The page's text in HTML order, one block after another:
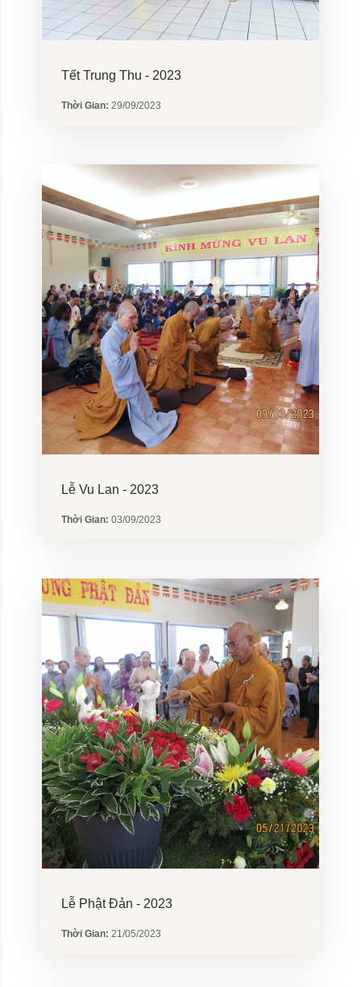
Tết Trung Thu - 2023
Thời Gian: 29/09/2023
Lễ Vu Lan - 2023
Thời Gian: 03/09/2023
Lễ Phật Đản - 2023
Thời Gian: 21/05/2023